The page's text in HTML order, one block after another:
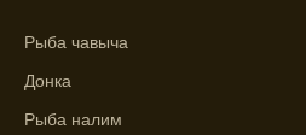
Рыба чавыча
Донка
Рыба налим